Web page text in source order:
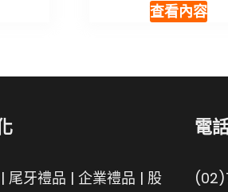
查看內容
尾牙禮品 | 企業禮品 | 股
電